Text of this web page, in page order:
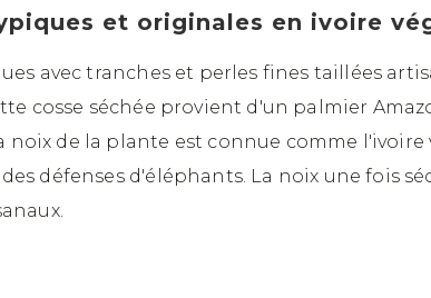
et originales en ivoire
avec tranches et perles fines taillées
cosse séchée provient d'un palmier
noix de la plante est connue comme
défenses d'éléphants. La noix une fois